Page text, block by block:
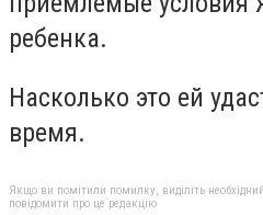
ребенка.
Насколько это ей
время.
Якщо ви помітили помилку, виділіть
повідомити про це редакцію